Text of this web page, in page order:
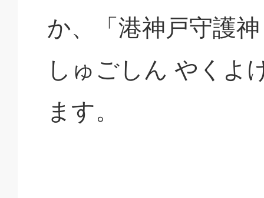
か、「港神戸守護
しゅごしん やくよ
ます。